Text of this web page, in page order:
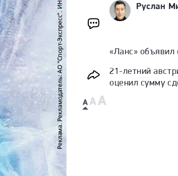
Руслан
«Ланс» объявил
21-летний
оценил сумму